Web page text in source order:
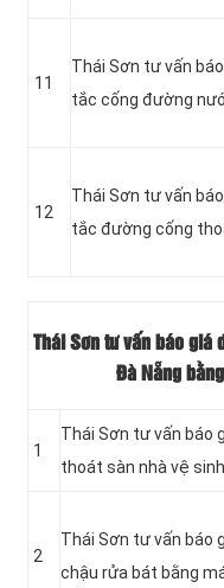
11
‎Thái Sơn tư vấn
tắc cống đường
12
Thái Sơn tư vấn
tắc đường cống
Thái Sơn tư vấn báo giá
Đà Nẵng
1
Thái Sơn tư vấn báo
thoát sàn nhà vệ sinh
2
Thái Sơn tư vấn báo
chậu rửa bát bằng